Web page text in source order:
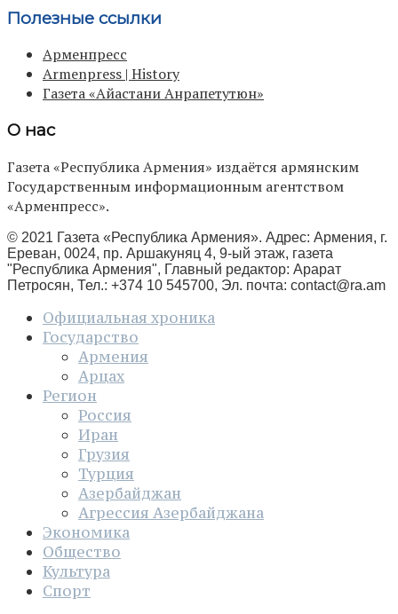
Полезные ссылки
Арменпресс
Armenpress | History
Газета «Айастани Анрапетутюн»
О нас
Газета «Республика Армения» издаётся армянским
Государственным информационным агентством
«Арменпресс».
© 2021 Газета «Республика Армения». Адрес: Армения, г.
Ереван, 0024, пр. Аршакуняц 4, 9-ый этаж, газета
"Республика Армения", Главный редактор: Арарат
Петросян, Тел.: +374 10 545700, Эл. почта: contact@ra.am
Официальная хроника
Государство
Армения
Арцах
Регион
Россия
Иран
Грузия
Турция
Азербайджан
Агрессия Азербайджана
Экономика
Общество
Культура
Спорт